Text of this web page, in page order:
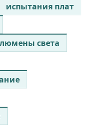
испытания плат
люмены света